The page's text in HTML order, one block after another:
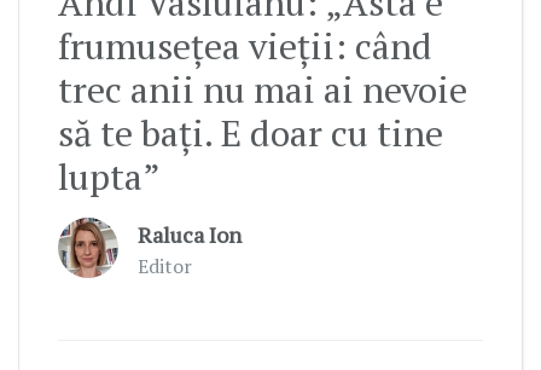
frumusețea vieții: când
trec anii nu mai ai nevoie
să te bați. E doar cu tine
lupta”
Raluca Ion
Editor